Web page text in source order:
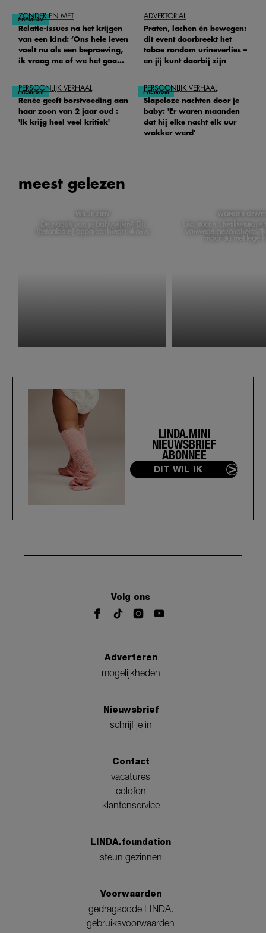
ZONDER EN MET
Relatie-issues na het krijgen
van een kind: ‘Ons hele leven
voelt nu als een beproeving,
ik vraag me of we het gaan
ADVERTORIAL
Praten, lachen én bewegen:
dit event doorbreekt het
taboe rondom urineverlies –
en jij kunt daarbij zijn
PERSOONLIJK VERHAAL
Renée geeft borstvoeding aan
haar zoon van 2 jaar oud :
'Ik krijg heel veel kritiek'
PERSOONLIJK VERHAAL
Slapeloze nachten door je
baby: 'Er waren maanden
dat hij elke nacht elk uur
wakker werd'
meest gelezen
WIL JE ZIEN
De nagels van je baby vijlen? Dit
(betaalbare) apparaat biedt uitkomst
WONDER
Lisa stopt na
vanwege gezondheid:
maar sta met lege
LINDA.MINI
NIEUWSBRIEF
ABONNEE
DIT WIL IK
Volg ons
Adverteren
mogelijkheden
Nieuwsbrief
schrijf je in
Contact
vacatures
colofon
klantenservice
LINDA.foundation
steun gezinnen
Voorwaarden
gedragscode LINDA.
gebruiksvoorwaarden